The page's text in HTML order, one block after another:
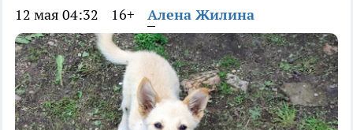
12 мая 04:32 16+ Алена Жилина